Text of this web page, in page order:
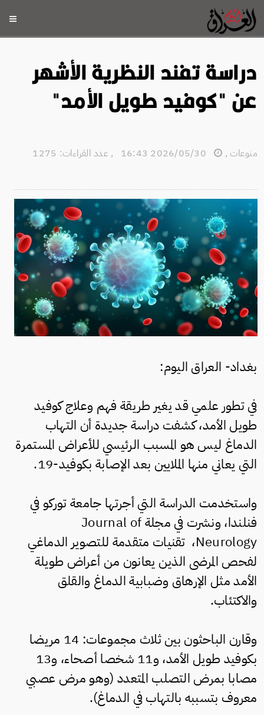
دراسة تفند النظرية الأشهر
عن "كوفيد طويل اﻷمد"
منوعات ,
, عدد القراءات: 1275
بغداد- العراق اليوم:
في تطور علمي قد يغير طريقة فهم وعلاج كوفيد
طويل الأمد، كشفت دراسة جديدة أن التهاب
الدماغ ليس هو المسبب الرئيسي للأعراض المستمرة
التي يعاني منها الملايين بعد الإصابة بكوفيد-19.
واستخدمت الدراسة التي أجرتها جامعة توركو في
فنلندا، ونشرت في مجلة Journal of
Neurology، تقنيات متقدمة للتصوير الدماغي
لفحص المرضى الذين يعانون من أعراض طويلة
الأمد مثل الإرهاق وضبابية الدماغ والقلق
والاكتئاب.
وقارن الباحثون بين ثلاث مجموعات: 14 مريضا
بكوفيد طويل اﻷمد، و11 شخصا أصحاء، و13
مصابا بمرض التصلب المتعدد (وهو مرض عصبي
معروف بتسببه بالتهاب في الدماغ).